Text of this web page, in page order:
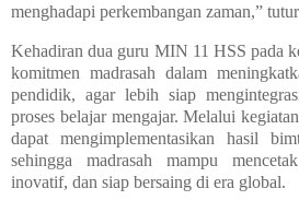
menghadapi perkembangan zaman,”
Kehadiran dua guru MIN 11 HSS pada
komitmen madrasah dalam
pendidik, agar lebih siap
proses belajar mengajar. Melalui
dapat mengimplementasikan hasil
sehingga madrasah mampu
inovatif, dan siap bersaing di era global.